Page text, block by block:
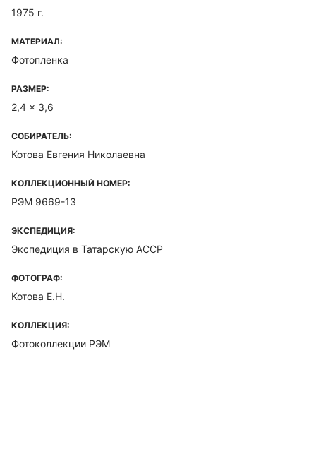
1975 г.
МАТЕРИАЛ:
Фотопленка
РАЗМЕР:
2,4 x 3,6
СОБИРАТЕЛЬ:
Котова Евгения Николаевна
КОЛЛЕКЦИОННЫЙ НОМЕР:
РЭМ 9669-13
ЭКСПЕДИЦИЯ:
Экспедиция в Татарскую АССР
ФОТОГРАФ:
Котова Е.Н.
КОЛЛЕКЦИЯ:
Фотоколлекции РЭМ